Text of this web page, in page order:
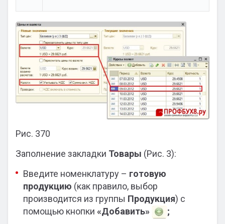
Рис. 370
Заполнение закладки Товары (Рис. 3):
Введите номенклатуру – готовую
продукцию (как правило, выбор
производится из группы Продукция) с
помощью кнопки «Добавить»
;